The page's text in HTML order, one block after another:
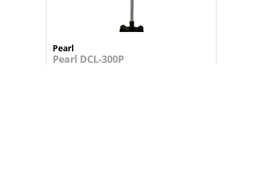
Pearl
Pearl DCL-300P